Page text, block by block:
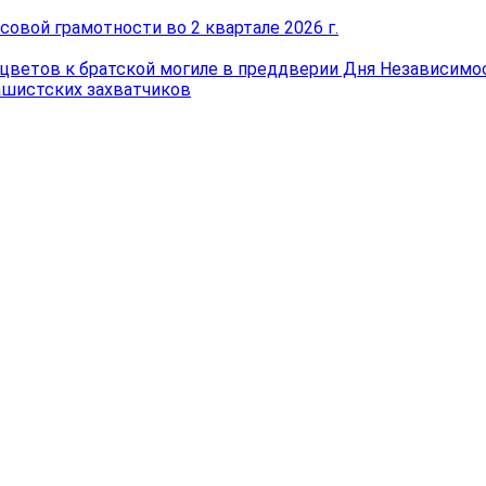
грамотности во 2 квартале 2026 г.
к братской могиле в преддверии Дня
захватчиков